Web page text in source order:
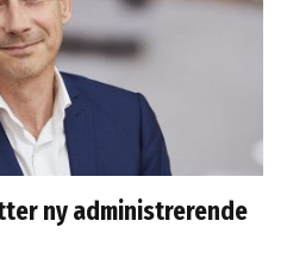
ny administrerende